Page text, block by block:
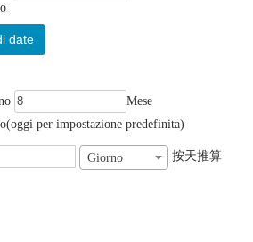
date
Mese
per impostazione predefinita)
Giorno 按天推算